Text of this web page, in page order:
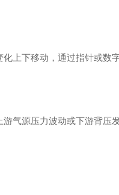
上下移动，通过指针或数
源压力波动或下游背压